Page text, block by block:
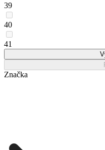
39
40
41
Značka